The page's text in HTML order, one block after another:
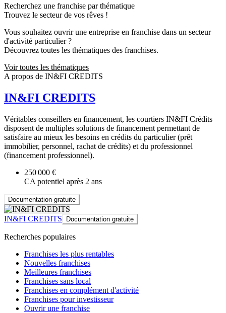
Recherchez une franchise par thématique
Trouvez le secteur de vos rêves !
Vous souhaitez ouvrir une entreprise en franchise dans un secteur
d'activité particulier ?
Découvrez toutes les thématiques des franchises.
Voir toutes les thématiques
A propos de IN&FI CREDITS
IN&FI CREDITS
Véritables conseillers en financement, les courtiers IN&FI Crédits
disposent de multiples solutions de financement permettant de
satisfaire au mieux les besoins en crédits du particulier (prêt
immobilier, personnel, rachat de crédits) et du professionnel
(financement professionnel).
250 000 €
CA potentiel après 2 ans
Documentation gratuite
IN&FI CREDITS Documentation gratuite
Recherches populaires
Franchises les plus rentables
Nouvelles franchises
Meilleures franchises
Franchises sans local
Franchises en complément d'activité
Franchises pour investisseur
Ouvrir une franchise